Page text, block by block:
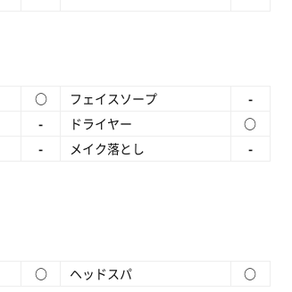
○ フェイスソープ
-
- ドライヤー
○
- メイク落とし
-
○ ヘッドスパ ○